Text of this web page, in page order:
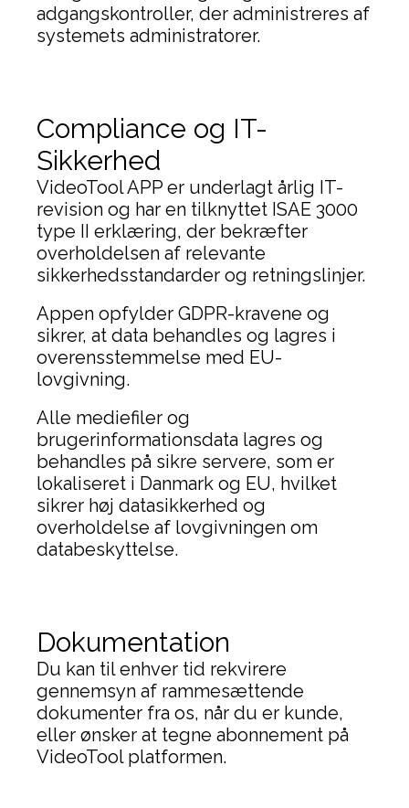
adgangskontroller, der administreres af
systemets administratorer.
Compliance og IT-
Sikkerhed
VideoTool APP er underlagt årlig IT-
revision og har en tilknyttet ISAE 3000
type II erklæring, der bekræfter
overholdelsen af relevante
sikkerhedsstandarder og retningslinjer.
Appen opfylder GDPR-kravene og
sikrer, at data behandles og lagres i
overensstemmelse med EU-
lovgivning.
Alle mediefiler og
brugerinformationsdata lagres og
behandles på sikre servere, som er
lokaliseret i Danmark og EU, hvilket
sikrer høj datasikkerhed og
overholdelse af lovgivningen om
databeskyttelse.
Dokumentation
Du kan til enhver tid rekvirere
gennemsyn af rammesættende
dokumenter fra os, når du er kunde,
eller ønsker at tegne abonnement på
VideoTool platformen.